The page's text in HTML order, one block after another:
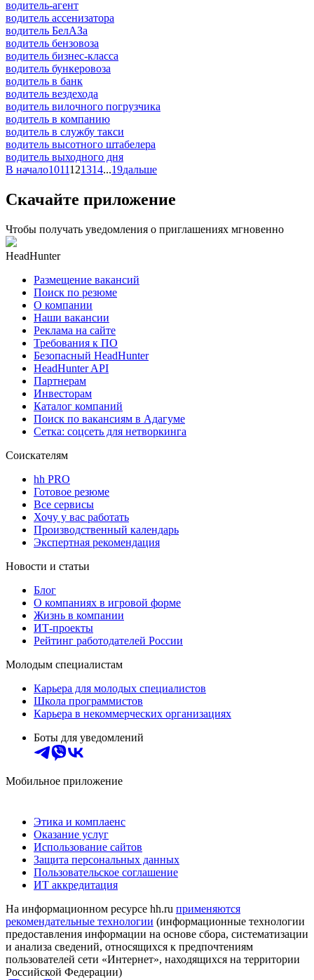
водитель-агент
водитель ассенизатора
водитель БелАЗа
водитель бензовоза
водитель бизнес-класса
водитель бункеровоза
водитель в банк
водитель вездехода
водитель вилочного погрузчика
водитель в компанию
водитель в службу такси
водитель высотного штабелера
водитель выходного дня
В начало1011121314...19дальше
Скачайте приложение
Чтобы получать уведомления о приглашениях мгновенно
HeadHunter
Размещение вакансий
Поиск по резюме
О компании
Наши вакансии
Реклама на сайте
Требования к ПО
Безопасный HeadHunter
HeadHunter API
Партнерам
Инвесторам
Каталог компаний
Поиск по вакансиям в Адагуме
Сетка: соцсеть для нетворкинга
Соискателям
hh PRO
Готовое резюме
Все сервисы
Хочу у вас работать
Производственный календарь
Экспертная рекомендация
Новости и статьи
Блог
О компаниях в игровой форме
Жизнь в компании
ИТ-проекты
Рейтинг работодателей России
Молодым специалистам
Карьера для молодых специалистов
Школа программистов
Карьера в некоммерческих организациях
Боты для уведомлений
Мобильное приложение
Этика и комплаенс
Оказание услуг
Использование сайтов
Защита персональных данных
Пользовательское соглашение
ИТ аккредитация
На информационном ресурсе hh.ru применяются
рекомендательные технологии (информационные технологии
предоставления информации на основе сбора, систематизации
и анализа сведений, относящихся к предпочтениям
пользователей сети «Интернет», находящихся на территории
Российской Федерации)